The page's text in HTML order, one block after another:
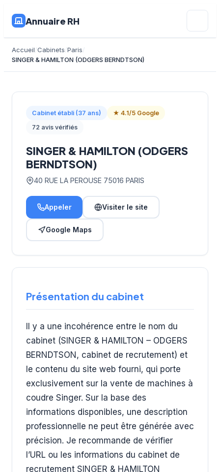
Annuaire RH
Accueil Cabinets Paris
SINGER & HAMILTON (ODGERS BERNDTSON)
Cabinet établi (37 ans)
★ 4.1/5 Google
72 avis vérifiés
SINGER & HAMILTON (ODGERS
BERNDTSON)
40 RUE LA PEROUSE 75016 PARIS
Appeler Visiter le site
Google Maps
Présentation du cabinet
Il y a une incohérence entre le nom du
cabinet (SINGER & HAMILTON – ODGERS
BERNDTSON, cabinet de recrutement) et
le contenu du site web fourni, qui porte
exclusivement sur la vente de machines à
coudre Singer. Sur la base des
informations disponibles, une description
professionnelle ne peut être générée avec
précision. Je recommande de vérifier
l’URL ou les informations du cabinet de
recrutement SINGER & HAMILTON